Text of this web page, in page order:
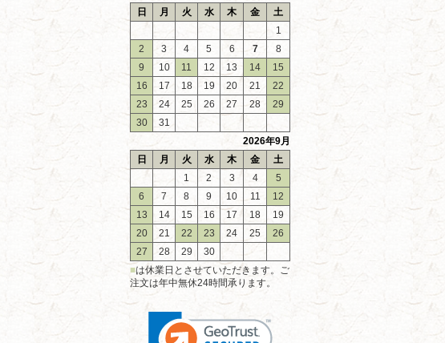
日
月 火 水 木 金
土
1
2
3 4 5 6 7
8
9
10 11 12 13 14
15
16
17 18 19 20 21
22
23
24 25 26 27 28
29
30
31
2026年9月
日
月 火 水 木 金
土
1
2 3 4
5
6
7 8 9 10 11
12
13
14 15 16 17 18
19
20
21 22 23 24 25
26
27
28 29
30
■は休業日とさせていただきます。ご
注文は年中無休24時間承ります。